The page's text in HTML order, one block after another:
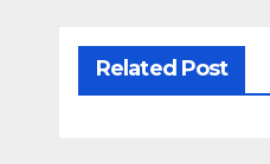
Related Post